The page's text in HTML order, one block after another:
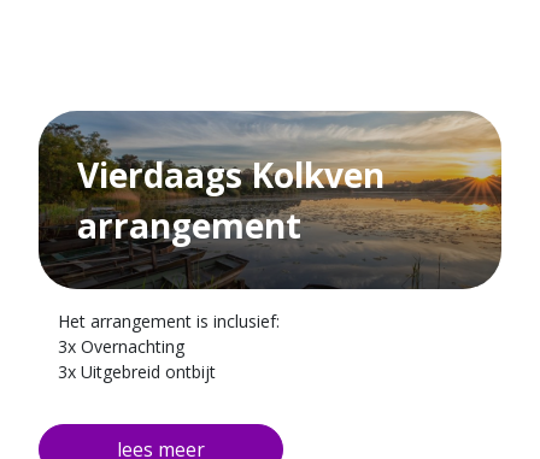
Vierdaags Kolkven
arrangement
Het arrangement is inclusief:
3x Overnachting
3x Uitgebreid ontbijt